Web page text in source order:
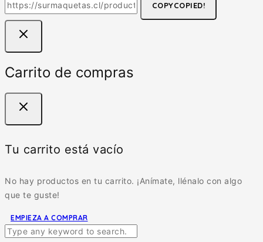
COPYCOPIED!
Carrito de compras
Tu carrito está vacío
No hay productos en tu carrito. ¡Anímate, llénalo con algo
que te guste!
EMPIEZA A COMPRAR